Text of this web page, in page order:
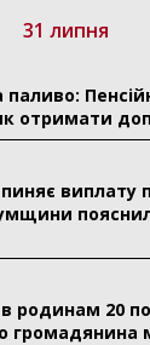
31 липня
паливо:
отримати
виплату
родинам 20
громадянина